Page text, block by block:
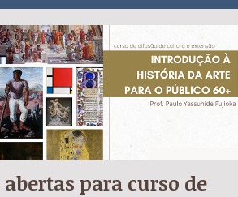
para curso de